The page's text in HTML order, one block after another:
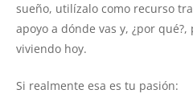
sueño, utilízalo como recurso
apoyo a dónde vas y, ¿por
viviendo hoy.
Si realmente esa es tu pasión: